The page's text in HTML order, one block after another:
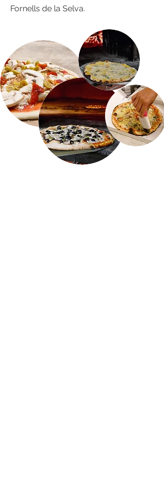
Fornells de la Selva.